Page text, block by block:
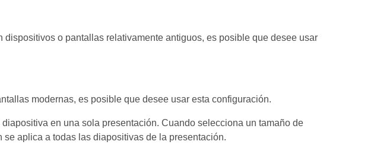
o pantallas relativamente antiguos, es posible que desee usar
modernas, es posible que desee usar esta configuración.
en una sola presentación. Cuando selecciona un tamaño de
aplica a todas las diapositivas de la presentación.